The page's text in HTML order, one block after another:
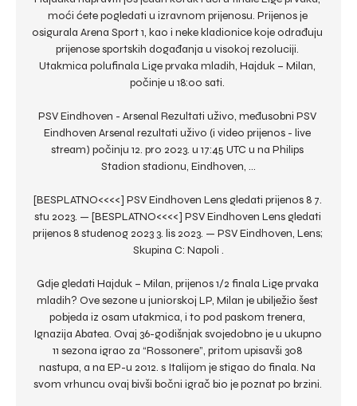
moći ćete pogledati u izravnom prijenosu. Prijenos je
osigurala Arena Sport 1, kao i neke kladionice koje odrađuju
prijenose sportskih događanja u visokoj rezoluciji.
Utakmica polufinala Lige prvaka mladih, Hajduk – Milan,
počinje u 18:00 sati.
PSV Eindhoven - Arsenal Rezultati uživo, međusobni PSV
Eindhoven Arsenal rezultati uživo (i video prijenos - live
stream) počinju 12. pro 2023. u 17:45 UTC u na Philips
Stadion stadionu, Eindhoven, ...
[BESPLATNO<<<<] PSV Eindhoven Lens gledati prijenos 8 7.
stu 2023. — [BESPLATNO<<<<] PSV Eindhoven Lens gledati
prijenos 8 studenog 2023 3. lis 2023. — PSV Eindhoven, Lens;
Skupina C: Napoli .
Gdje gledati Hajduk – Milan, prijenos 1/2 finala Lige prvaka
mladih? Ove sezone u juniorskoj LP, Milan je ubilježio šest
pobjeda iz osam utakmica, i to pod paskom trenera,
Ignazija Abatea. Ovaj 36-godišnjak svojedobno je u ukupno
11 sezona igrao za “Rossonere”, pritom upisavši 308
nastupa, a na EP-u 2012. s Italijom je stigao do finala. Na
svom vrhuncu ovaj bivši bočni igrač bio je poznat po brzini.